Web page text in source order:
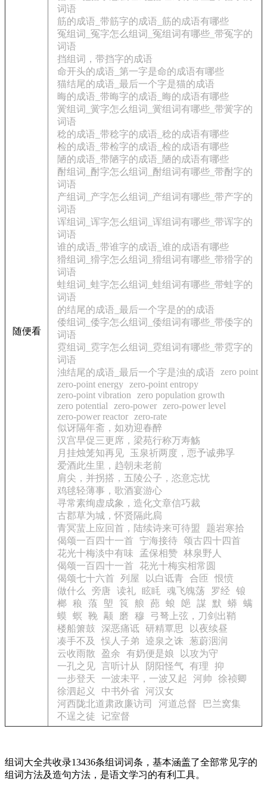
随便看
词语
筋的成语_带筋字的成语_筋的成语有哪些
冤组词_冤字怎么组词_冤组词有哪些_带冤字的
词语
挡组词，带挡字的成语
命开头的成语_第一字是命的成语有哪些
猫结尾的成语_最后一个字是猫的成语
晦的成语_带晦字的成语_晦的成语有哪些
黉组词_黉字怎么组词_黉组词有哪些_带黉字的
词语
稔的成语_带稔字的成语_稔的成语有哪些
检的成语_带检字的成语_检的成语有哪些
陋的成语_带陋字的成语_陋的成语有哪些
酎组词_酎字怎么组词_酎组词有哪些_带酎字的
词语
产组词_产字怎么组词_产组词有哪些_带产字的
词语
诨组词_诨字怎么组词_诨组词有哪些_带诨字的
词语
谁的成语_带谁字的成语_谁的成语有哪些
猾组词_猾字怎么组词_猾组词有哪些_带猾字的
词语
蛙组词_蛙字怎么组词_蛙组词有哪些_带蛙字的
词语
的结尾的成语_最后一个字是的的成语
倭组词_倭字怎么组词_倭组词有哪些_带倭字的
词语
霓组词_霓字怎么组词_霓组词有哪些_带霓字的
词语
浊结尾的成语_最后一个字是浊的成语
zero point
zero-point energy zero-point entropy
zero-point vibration
zero population growth
zero potential
zero-power zero-power level
zero-power reactor zero-rate
似讶隔年斋，如劝迎春醉
汉宫早促三更席，梁苑行称万寿觞
月挂烛笼知再见
玉泉祈两度，恧予诚弗孚
爱酒此生里，趋朝未老前
肩尖，并拐搭，五陵公子，恣意忘忧
鸡毬轻薄事，歌酒宴游心
寻常素绚虚成象，造化文章信巧裁
古郡草为城，怀贤隔此扃
青冥蜚上应回首，陆续诗来可待盟
题岩寒拾
偈颂一百四十一首
宁海接待
颂古四十四首
花光十梅淡中有味
孟保相赞 林泉野人
偈颂一百四十一首
花光十梅实相常圆
偈颂七十六首
列屋 以白诋青 合匝
恨愤
做什么
旁唐 读礼 眩眊 魂飞魄荡 罗经 锒
榔 稂 蒗 塱 筤 艆 蓢 蜋 郒 謀 默 蟒
螨
蟆
螟 鞔 颟 磨 穆
弓弩上弦，刀剑出鞘
楼船箫鼓
深恶痛诋 研精覃思
以夜续昼
凑手不及
悮人子弟 逵泉之诛 葱蔚洇润
云收雨散
盈余 有奶便是娘
以攻为守
一孔之见 言听计从 阴阳怪气 有理
抑
一步登天
一波未平，一波又起 河帅
徐祯卿
徐泗起义
中书外省 河汉女
河西陇北道肃政廉访司
河道总督
巴兰窝集
不逞之徒
记室督
组词大全共收录13436条组词词条，基本涵盖了全部常见字的
组词方法及造句方法，是语文学习的有利工具。